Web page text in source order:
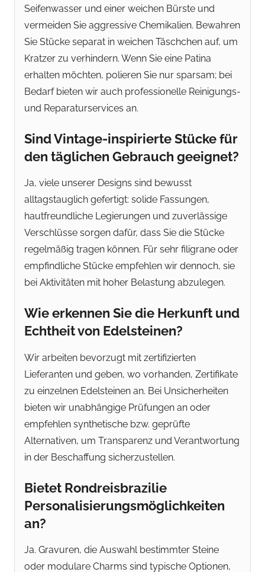
Seifenwasser und einer weichen Bürste und
vermeiden Sie aggressive Chemikalien. Bewahren
Sie Stücke separat in weichen Täschchen auf, um
Kratzer zu verhindern. Wenn Sie eine Patina
erhalten möchten, polieren Sie nur sparsam; bei
Bedarf bieten wir auch professionelle Reinigungs-
und Reparaturservices an.
Sind Vintage-inspirierte Stücke für
den täglichen Gebrauch geeignet?
Ja, viele unserer Designs sind bewusst
alltagstauglich gefertigt: solide Fassungen,
hautfreundliche Legierungen und zuverlässige
Verschlüsse sorgen dafür, dass Sie die Stücke
regelmäßig tragen können. Für sehr filigrane oder
empfindliche Stücke empfehlen wir dennoch, sie
bei Aktivitäten mit hoher Belastung abzulegen.
Wie erkennen Sie die Herkunft und
Echtheit von Edelsteinen?
Wir arbeiten bevorzugt mit zertifizierten
Lieferanten und geben, wo vorhanden, Zertifikate
zu einzelnen Edelsteinen an. Bei Unsicherheiten
bieten wir unabhängige Prüfungen an oder
empfehlen synthetische bzw. geprüfte
Alternativen, um Transparenz und Verantwortung
in der Beschaffung sicherzustellen.
Bietet Rondreisbrazilie
Personalisierungsmöglichkeiten
an?
Ja. Gravuren, die Auswahl bestimmter Steine
oder modulare Charms sind typische Optionen,